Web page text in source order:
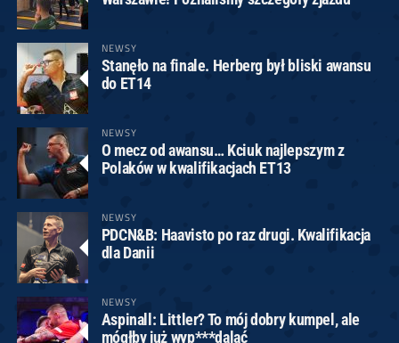
NEWSY
Stanęło na finale. Herberg był bliski awansu
do ET14
NEWSY
O mecz od awansu… Kciuk najlepszym z
Polaków w kwalifikacjach ET13
NEWSY
PDCN&B: Haavisto po raz drugi. Kwalifikacja
dla Danii
NEWSY
Aspinall: Littler? To mój dobry kumpel, ale
mógłby już wyp***dalać